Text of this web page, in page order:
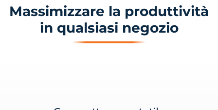
Massimizzare la produttività
in qualsiasi negozio